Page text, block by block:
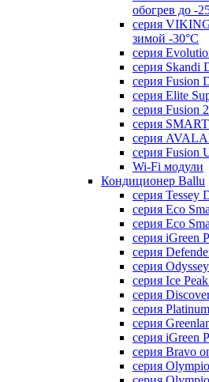
обогрев до -
серия
зимой -30°С
серия
серия Skandi
серия Fusion
серия Elite
серия Fusion
серия
серия
серия Fusion
Wi-Fi модули
Кондиционер Ballu
серия Tessey
серия Eco
серия Eco
серия iGreen
серия
серия
серия Ice
cерия
серия
серия
серия iGreen
серия Bravo
серия